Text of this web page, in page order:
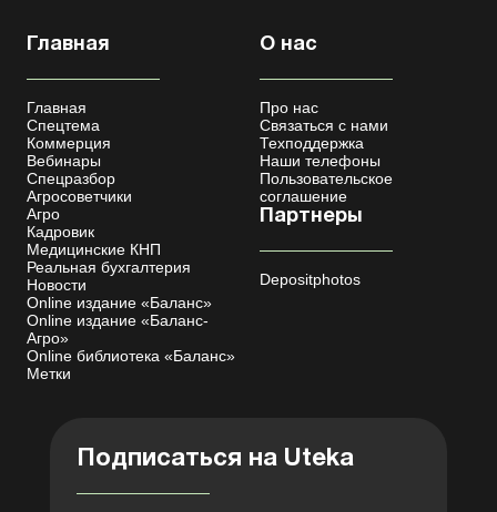
Главная
Главная
Спецтема
Коммерция
Вебинары
Спецразбор
Агросоветчики
Агро
Кадровик
Медицинские КНП
Реальная бухгалтерия
Новости
Online издание «Баланс»
Online издание «Баланс-
Агро»
Online библиотека «Баланс»
Метки
О нас
Про нас
Связаться с нами
Техподдержка
Наши телефоны
Пользовательское
соглашение
Партнеры
Depositphotos
Подписаться на Uteka